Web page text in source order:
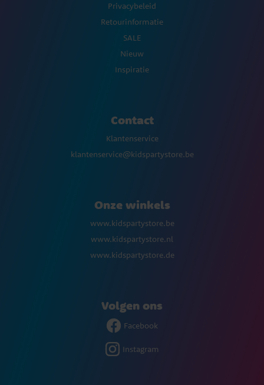
Privacybeleid
Retourinformatie
SALE
Nieuw
Inspiratie
Contact
Klantenservice
klantenservice@kidspartystore.be
Onze winkels
www.kidspartystore.be
www.kidspartystore.nl
www.kidspartystore.de
Volgen ons
Facebook
Instagram